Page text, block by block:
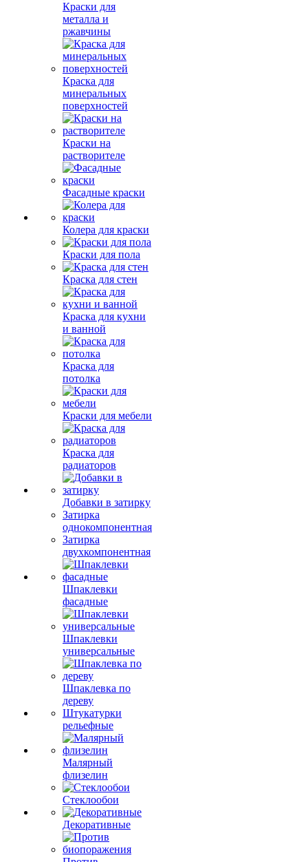
Краски для
металла и
ржавчины
Краска для
минеральных
поверхностей
Краски на
растворителе
Фасадные краски
Колера для краски
Краски для пола
Краска для стен
Краска для кухни
и ванной
Краска для
потолка
Краски для мебели
Краска для
радиаторов
Добавки в затирку
Затирка
однокомпонентная
Затирка
двухкомпонентная
Шпаклевки
фасадные
Шпаклевки
универсальные
Шпаклевка по
дереву
Штукатурки
рельефные
Малярный
флизелин
Стеклообои
Декоративные